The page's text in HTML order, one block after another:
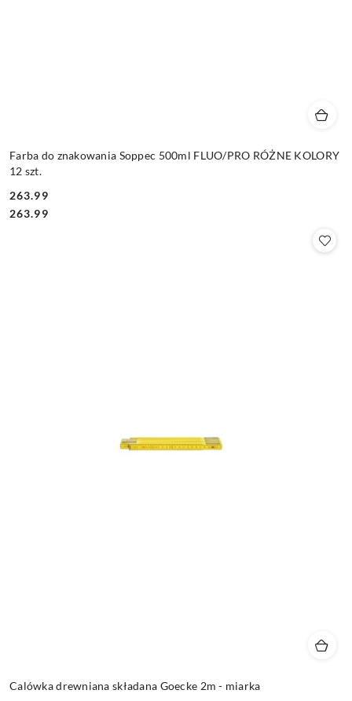
Farba do znakowania Soppec 500ml FLUO/PRO RÓŻNE KOLORY
12 szt.
Cena:
263.99
Cena:
263.99
Calówka drewniana składana Goecke 2m - miarka